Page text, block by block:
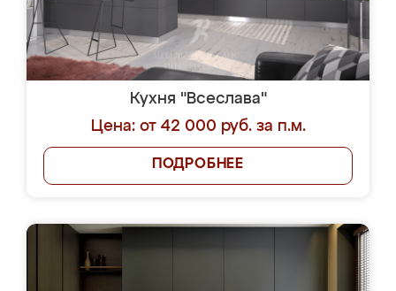
Кухня "Всеслава"
Цена: от 42 000 руб. за п.м.
ПОДРОБНЕЕ